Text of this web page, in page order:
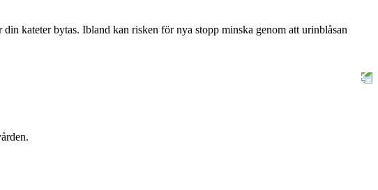
kateter bytas. Ibland kan risken för nya stopp minska genom att urinblåsan